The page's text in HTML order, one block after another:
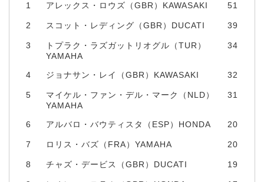
1 アレックス・ロウズ（GBR）KAWASAKI 51
2 スコット・レディング（GBR）DUCATI 39
3
トプラク・ラズガットリオグル（TUR）
YAMAHA
34
4 ジョナサン・レイ（GBR）KAWASAKI 32
5
マイケル・ファン・デル・マーク（NLD）
YAMAHA
31
6 アルバロ・バウティスタ（ESP）HONDA 20
7 ロリス・バズ（FRA）YAMAHA 20
8 チャズ・デービス（GBR）DUCATI 19